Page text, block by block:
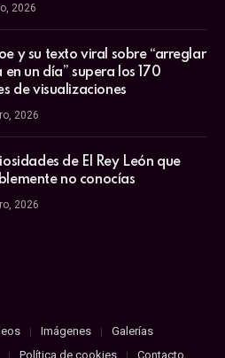
2026
y su texto viral sobre “arreglar
en un día” supera los 170
de visualizaciones
2026
de El Rey León que
no conocías
2026
Imágenes
Galerías
Política de cookies Contacto